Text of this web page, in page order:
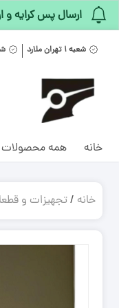
ارسال پس کرایه و
شعبه ۱ تهران ملارد
خانه همه محصولات
خانه /تجهیزات و